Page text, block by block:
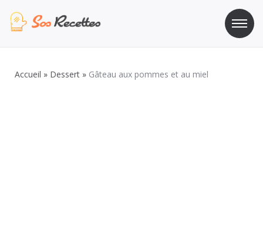
au
Accueil » Dessert » Gâteau aux pommes et au miel